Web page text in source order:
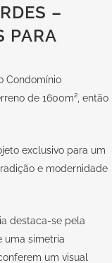
–
PARA
Condomínio
de 1600m², então
exclusivo para um
e modernidade
destaca-se pela
uma simetria
um visual